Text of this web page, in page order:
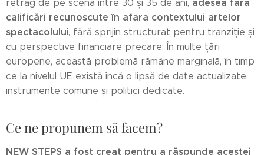
retrag de pe scenă între 30 și 35 de ani,
calificări recunoscute în afara contextului artelor
spectacolului, fără sprijin structurat pentru tranziție și
cu perspective financiare precare. În multe țări
europene, această problemă rămâne marginală, în timp
ce la nivelul UE există încă o lipsă de date actualizate,
instrumente comune și politici dedicate.
Ce ne propunem să facem?
NEW STEPS a fost creat pentru a răspunde acestei